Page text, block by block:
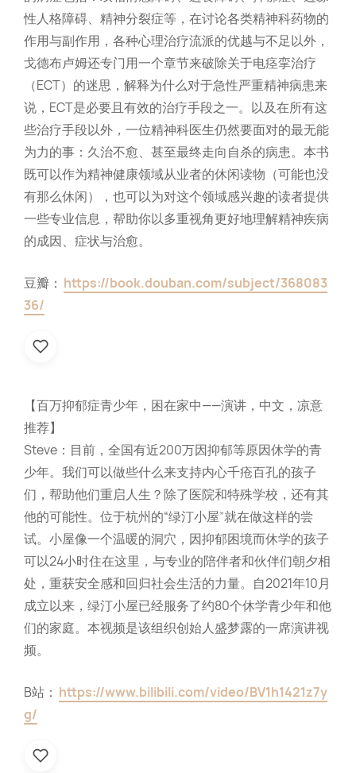
性人格障碍、精神分裂症等，在讨论各类精神科药物的
作用与副作用，各种心理治疗流派的优越与不足以外，
戈德布卢姆还专门用一个章节来破除关于电痉挛治疗
（ECT）的迷思，解释为什么对于急性严重精神病患来
说，ECT是必要且有效的治疗手段之一。以及在所有这
些治疗手段以外，一位精神科医生仍然要面对的最无能
为力的事：久治不愈、甚至最终走向自杀的病患。本书
既可以作为精神健康领域从业者的休闲读物（可能也没
有那么休闲），也可以为对这个领域感兴趣的读者提供
一些专业信息，帮助你以多重视角更好地理解精神疾病
的成因、症状与治愈。
豆瓣： https://book.douban.com/subject/368083
36/
【百万抑郁症青少年，困在家中——演讲，中文，凉意
推荐】
Steve：目前，全国有近200万因抑郁等原因休学的青
少年。我们可以做些什么来支持内心千疮百孔的孩子
们，帮助他们重启人生？除了医院和特殊学校，还有其
他的可能性。位于杭州的“绿汀小屋”就在做这样的尝
试。小屋像一个温暖的洞穴，因抑郁困境而休学的孩子
可以24小时住在这里，与专业的陪伴者和伙伴们朝夕相
处，重获安全感和回归社会生活的力量。自2021年10月
成立以来，绿汀小屋已经服务了约80个休学青少年和他
们的家庭。本视频是该组织创始人盛梦露的一席演讲视
频。
B站： https://www.bilibili.com/video/BV1h1421z7y
g/